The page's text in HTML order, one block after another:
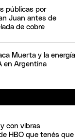
públicas por
Juan antes de
de cobre
Muerta y la energía
en Argentina
con vibras
HBO que tenés que